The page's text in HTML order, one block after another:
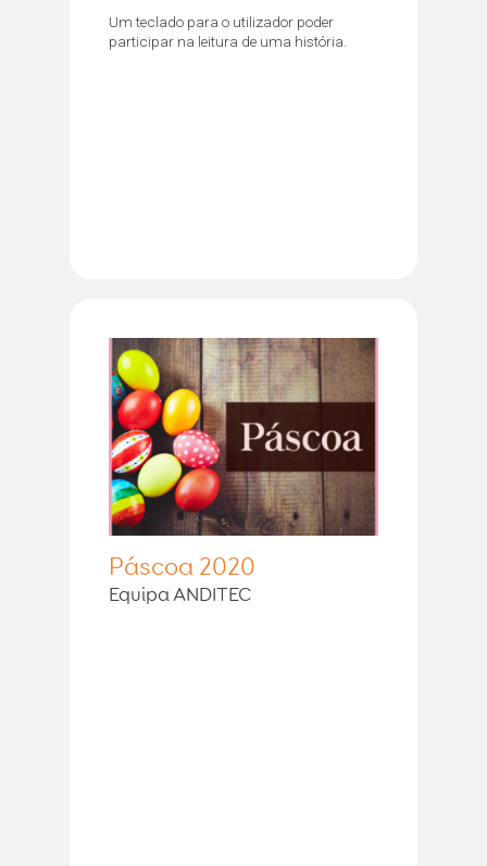
Um teclado para o utilizador poder
participar na leitura de uma história.
Páscoa 2020
Equipa ANDITEC